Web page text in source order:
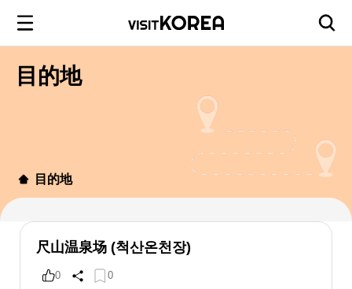
目的地
目的地
尺山温泉场 (척산온천장)
0 0